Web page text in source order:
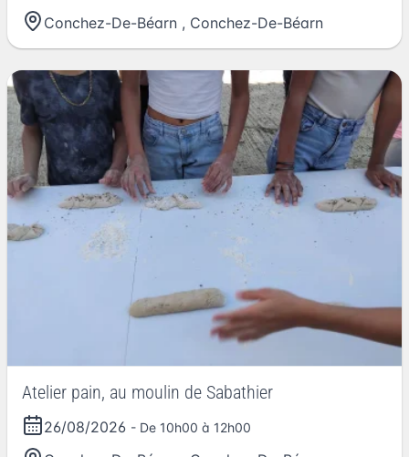
Conchez-De-Béarn , Conchez-De-Béarn
Atelier pain, au moulin de Sabathier
26/08/2026 - De 10h00 à 12h00